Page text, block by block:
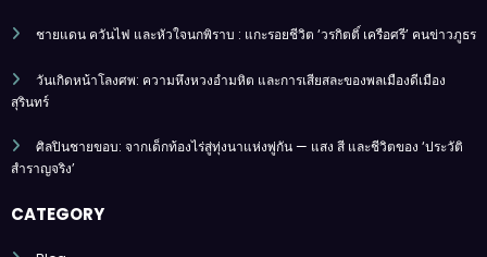
ชายแดน ควันไฟ และหัวใจนกพิราบ : แกะรอยชีวิต ‘วรกิตติ์ เครือศรี’ คนข่าวภูธร
วันเกิดหน้าโลงศพ: ความหึงหวงอำมหิต และการเสียสละของพลเมืองดีเมือง
สุรินทร์
ศิลปินชายขอบ: จากเด็กท้องไร่สู่ทุ่งนาแห่งพู่กัน — แสง สี และชีวิตของ ‘ประวัติ
สำราญจริง’
CATEGORY